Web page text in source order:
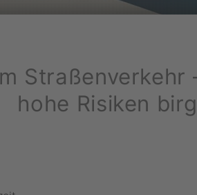
Straßenverkehr
hohe Risiken